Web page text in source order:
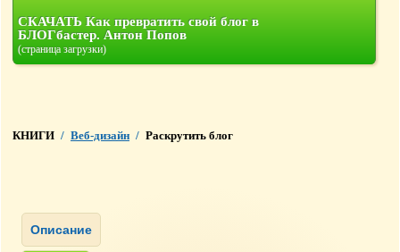
СКАЧАТЬ Как превратить свой блог в
БЛОГбастер. Антон Попов
(страница загрузки)
КНИГИ / Веб-дизайн / Раскрутить блог